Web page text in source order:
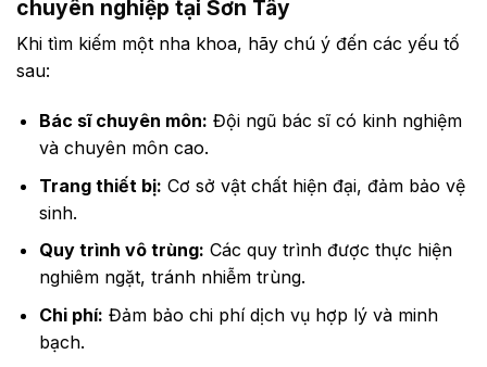
chuyên nghiệp tại Sơn Tây
Khi tìm kiếm một nha khoa, hãy chú ý đến các yếu tố
sau:
Bác sĩ chuyên môn: Đội ngũ bác sĩ có kinh nghiệm
và chuyên môn cao.
Trang thiết bị: Cơ sở vật chất hiện đại, đảm bảo vệ
sinh.
Quy trình vô trùng: Các quy trình được thực hiện
nghiêm ngặt, tránh nhiễm trùng.
Chi phí: Đảm bảo chi phí dịch vụ hợp lý và minh
bạch.